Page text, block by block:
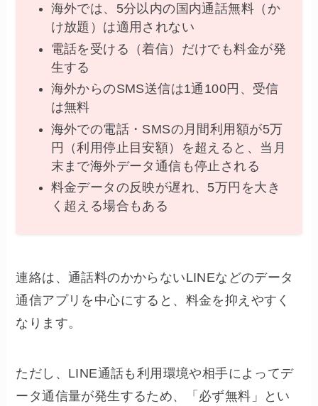
海外では、5分以内の国内通話無料（か
け放題）は適用されない
電話を受ける（着信）だけでも料金が発
生する
海外からのSMS送信は1通100円、受信
は無料
海外での電話・SMSの月間利用額が5万
円（利用停止目安額）を超えると、当月
末まで海外データ通信も停止される
料金データの反映が遅れ、5万円を大き
く超える場合もある
連絡は、通話料のかからないLINEなどのデータ
通信アプリを中心にすると、料金を抑えやすく
なります。
ただし、LINE通話も利用環境や相手によってデ
ータ通信量が発生するため、「必ず無料」とい